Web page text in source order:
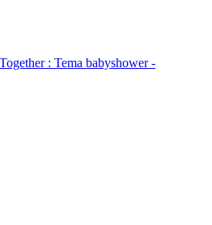
: Tema babyshower -